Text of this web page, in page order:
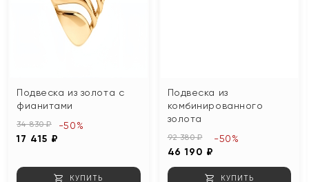
Подвеска из золота с
фианитами
34 830 ₽
17 415 ₽
-50%
КУПИТЬ
Подвеска из
комбинированного
золота
92 380 ₽
46 190 ₽
-50%
КУПИТЬ